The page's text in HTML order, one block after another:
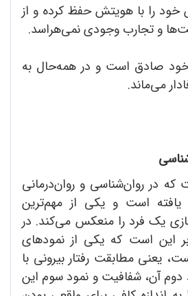
خود را با هویتش حفظ کرده و از
و تجارب وجودی نمی‌هراسد.
صادق است و در همه‌حال به
می‌ماند.
در روان‌شناسی و روان‌درمانی
یافته است و یکی از مهم‌ترین
یک فرد را منعکس می‌کند. در
این است که یکی از نمودهای
یعنی مطابقت رفتار بیرونی با
دوم آن، شفافیت و نمود سوم این